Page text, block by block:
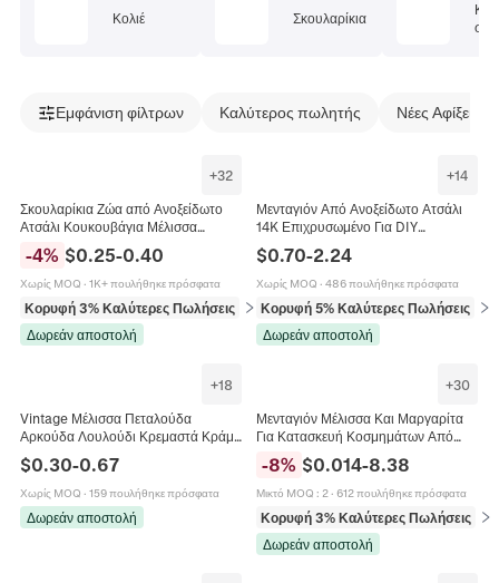
Κολιέ Σκουλαρίκια
Εμφάνιση φίλτρων Καλύτερος πωλητής Νέες Αφίξεις
+32
Σκουλαρίκια Ζώα από Ανοξείδωτο
Ατσάλι Κουκουβάγια Μέλισσα
Ελέφαντας Φίδι Φάλαινα
Καμηλοπάρδαλη Μινιμαλιστικά
Κοσμήματα
-4% $0.25-0.40
Χωρίς MOQ · 1K+ πουλήθηκε πρόσφατα
Κορυφή 3% Καλύτερες Πωλήσεις
σε Σκουλαρίκια
Δωρεάν αποστολή
+14
Μενταγιόν Από Ανοξείδωτο Ατσάλι
14K Επιχρυσωμένο Για DIY
Κατασκευή Κοσμημάτων Κοχύλι
Ιππόκαμπος Μέλισσα Καρδιά Αστέρι
$0.70-2.24
Χωρίς MOQ · 486 πουλήθηκε πρόσφατα
Κορυφή 5% Καλύτερες Πωλήσεις
σε
Δωρεάν αποστολή
+18
Vintage Μέλισσα Πεταλούδα
Αρκούδα Λουλούδι Κρεμαστά Κράμα
Στρας Σμάλτο Πέρλα DIY Κατασκευή
Κοσμημάτων Διακόσμηση
Παπουτσιών
$0.30-0.67
Χωρίς MOQ · 159 πουλήθηκε πρόσφατα
Δωρεάν αποστολή
+30
Μενταγιόν Μέλισσα Και Μαργαρίτα
Για Κατασκευή Κοσμημάτων Από
Κράμα Ψευδαργύρου Σμάλτο Για
Σκουλαρίκια Βραχιόλια DIY
-8% $0.014-8.38
Μικτό MOQ : 2· 612 πουλήθηκε πρόσφατα
Κορυφή 3% Καλύτερες Πωλήσεις
σε
Δωρεάν αποστολή